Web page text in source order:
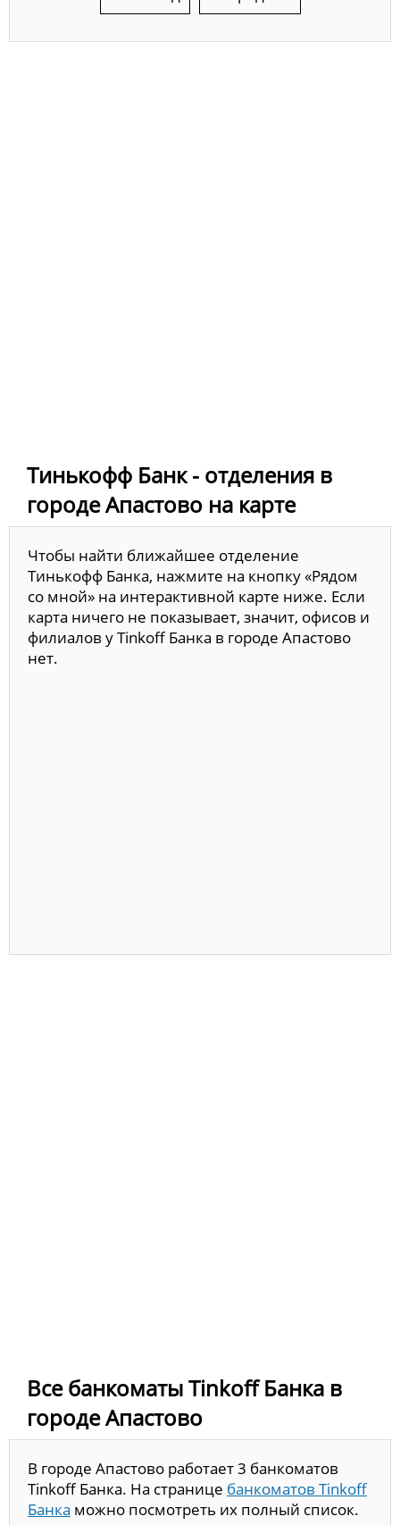
Тинькофф Банк - отделения в
городе Апастово на карте
Чтобы найти ближайшее отделение
Тинькофф Банка, нажмите на кнопку «Рядом
со мной» на интерактивной карте ниже. Если
карта ничего не показывает, значит, офисов и
филиалов у Tinkoff Банка в городе Апастово
нет.
Все банкоматы Tinkoff Банка в
городе Апастово
В городе Апастово работает 3 банкоматов
Tinkoff Банка. На странице банкоматов Tinkoff
Банка можно посмотреть их полный список.